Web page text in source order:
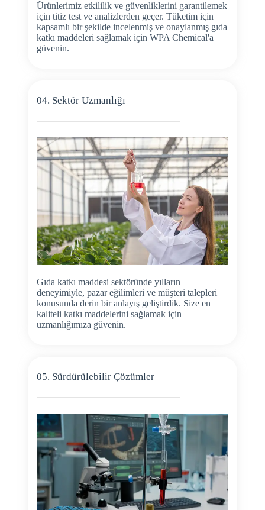
Ürünlerimiz etkililik ve güvenliklerini garantilemek
için titiz test ve analizlerden geçer. Tüketim için
kapsamlı bir şekilde incelenmiş ve onaylanmış gıda
katkı maddeleri sağlamak için WPA Chemical'a
güvenin.
04. Sektör Uzmanlığı
Gıda katkı maddesi sektöründe yılların
deneyimiyle, pazar eğilimleri ve müşteri talepleri
konusunda derin bir anlayış geliştirdik. Size en
kaliteli katkı maddelerini sağlamak için
uzmanlığımıza güvenin.
05. Sürdürülebilir Çözümler